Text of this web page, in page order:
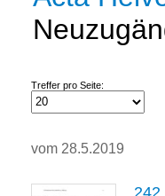
Treffer pro Seite:
vom 28.5.2019